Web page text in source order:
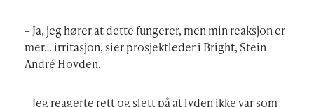
– Ja, jeg hører at dette fungerer, men min reaksjon er
mer… irritasjon, sier prosjektleder i Bright, Stein
André Hovden.
– Jeg reagerte rett og slett på at lyden ikke var som